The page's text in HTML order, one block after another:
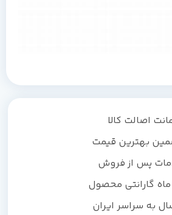
اصالت کالا
بهترین قیمت
پس از فروش
به سراسر ایران